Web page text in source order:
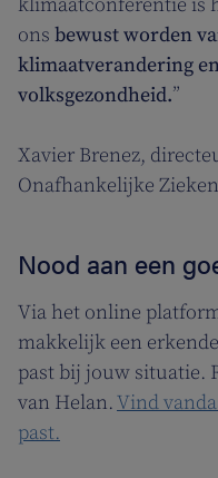
klimaatconferentie is
ons bewust worden
klimaatverandering
volksgezondheid.”
Xavier Brenez,
Onafhankelijke
Nood aan een
Via het online
makkelijk een
past bij jouw situatie.
van Helan.Vind
past.